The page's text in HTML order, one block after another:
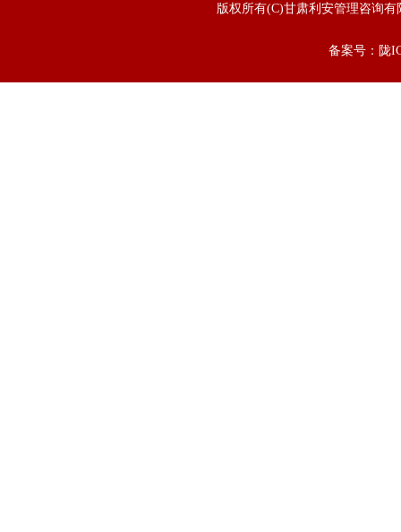
版权所有(C)甘肃利安管理咨
备案号：陇